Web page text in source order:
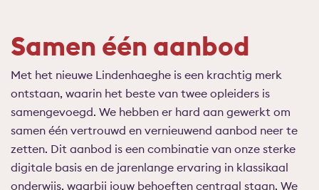
Samen één aanbod
Met het nieuwe Lindenhaeghe is een krachtig merk
ontstaan, waarin het beste van twee opleiders is
samengevoegd. We hebben er hard aan gewerkt om
samen één vertrouwd en vernieuwend aanbod neer te
zetten. Dit aanbod is een combinatie van onze sterke
digitale basis en de jarenlange ervaring in klassikaal
onderwijs, waarbij jouw behoeften centraal staan. We